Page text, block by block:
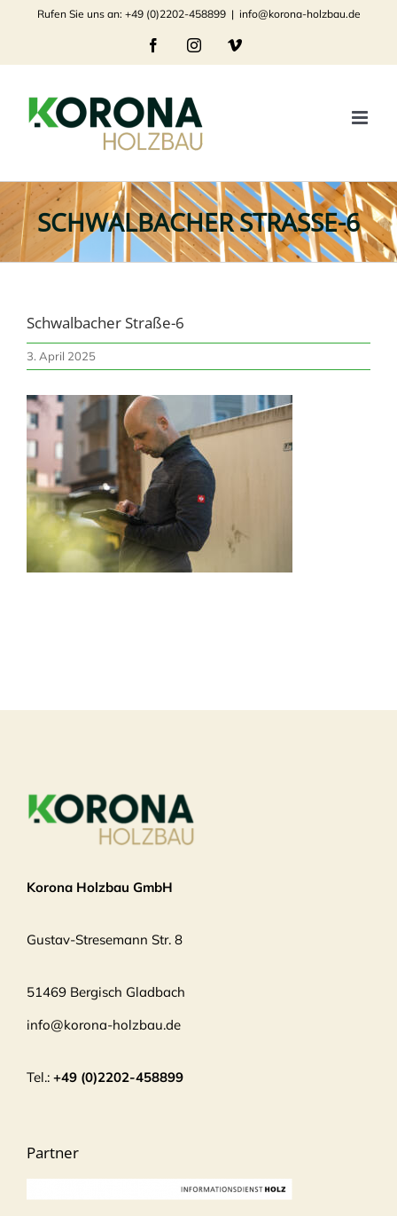
springen
Rufen Sie uns an: +49 (0)2202-458899 | info@korona-holzbau.de
FacebookInstagramVimeo
SCHWALBACHER STRASSE-6
Schwalbacher Straße-6
3. April 2025
Korona Holzbau GmbH
Gustav-Stresemann Str. 8
51469 Bergisch Gladbach
info@korona-holzbau.de
Tel.: +49 (0)2202-458899
Partner